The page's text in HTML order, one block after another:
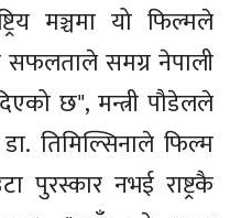
मञ्चमा यो फिल्मले
समग्र नेपाली
छ", मन्त्री पौडेलले
तिमिल्सिनाले फिल्म
पुरस्कार नभई राष्ट्रकै